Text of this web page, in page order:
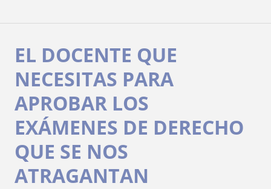
EL DOCENTE QUE
NECESITAS PARA
APROBAR LOS
EXÁMENES DE DERECHO
QUE SE NOS
ATRAGANTAN